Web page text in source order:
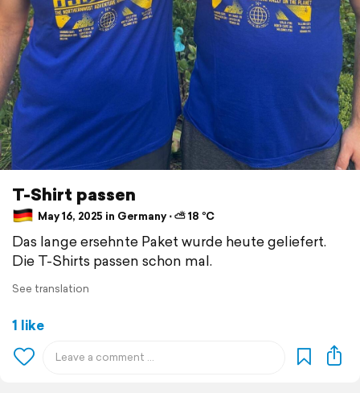
T-Shirt passen
May 16, 2025 in Germany ⋅ ⛅ 18 °C
Das lange ersehnte Paket wurde heute geliefert.
Die T-Shirts passen schon mal.
See translation
1 like